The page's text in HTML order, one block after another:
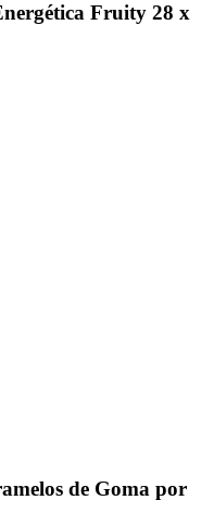
Fruity 28 x
de Goma por